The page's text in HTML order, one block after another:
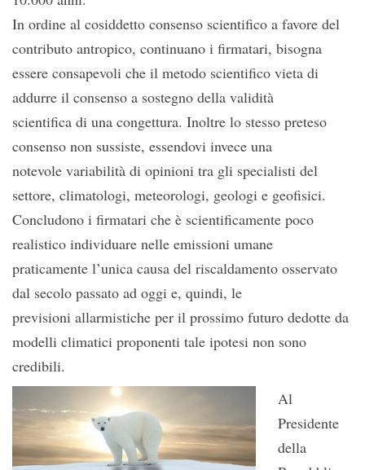
In ordine al cosiddetto consenso scientifico a favore del
contributo antropico, continuano i firmatari, bisogna
essere consapevoli che il metodo scientifico vieta di
addurre il consenso a sostegno della validità
scientifica di una congettura. Inoltre lo stesso preteso
consenso non sussiste, essendovi invece una
notevole variabilità di opinioni tra gli specialisti del
settore, climatologi, meteorologi, geologi e geofisici.
Concludono i firmatari che è scientificamente poco
realistico individuare nelle emissioni umane
praticamente l’unica causa del riscaldamento osservato
dal secolo passato ad oggi e, quindi, le
previsioni allarmistiche per il prossimo futuro dedotte da
modelli climatici proponenti tale ipotesi non sono
credibili.
Al
Presidente
della